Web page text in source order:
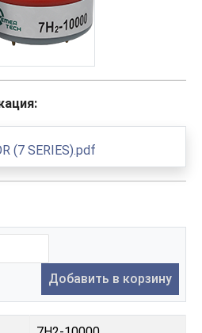
(7 SERIES).pdf
Добавить в корзину